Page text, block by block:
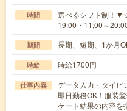
時間
選べるシフト制！▼
19:00・11;00～
期間 長期、短期、1か月
時給 時給1700円
仕事内容
データ入力・タイピ
即日勤務OK！服装
ケート結果の内容